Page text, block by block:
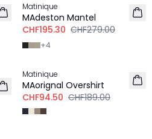
Matinique
MAdeston Mantel
CHF195.30 CHF279.00
+4
LEINEN
-50%
Matinique
MAorignal Overshirt
CHF94.50 CHF189.00